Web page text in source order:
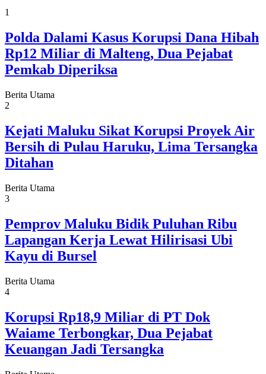
1
Polda Dalami Kasus Korupsi Dana Hibah
Rp12 Miliar di Malteng, Dua Pejabat
Pemkab Diperiksa
Berita Utama
2
Kejati Maluku Sikat Korupsi Proyek Air
Bersih di Pulau Haruku, Lima Tersangka
Ditahan
Berita Utama
3
Pemprov Maluku Bidik Puluhan Ribu
Lapangan Kerja Lewat Hilirisasi Ubi
Kayu di Bursel
Berita Utama
4
Korupsi Rp18,9 Miliar di PT Dok
Waiame Terbongkar, Dua Pejabat
Keuangan Jadi Tersangka